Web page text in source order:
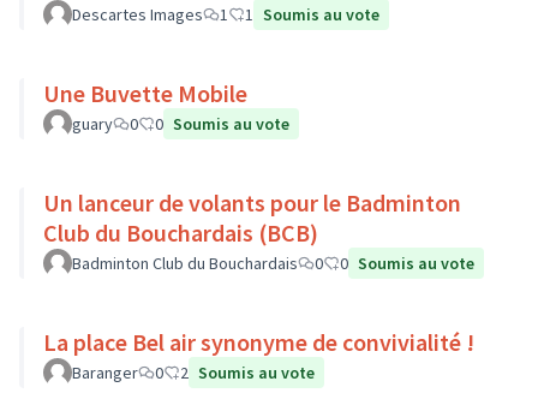
Descartes Images 1 1 Soumis au vote
Une Buvette Mobile
guary 0 0 Soumis au vote
Un lanceur de volants pour le Badminton
Club du Bouchardais (BCB)
Badminton Club du Bouchardais 0 0 Soumis au vote
La place Bel air synonyme de convivialité !
Baranger 0 2 Soumis au vote